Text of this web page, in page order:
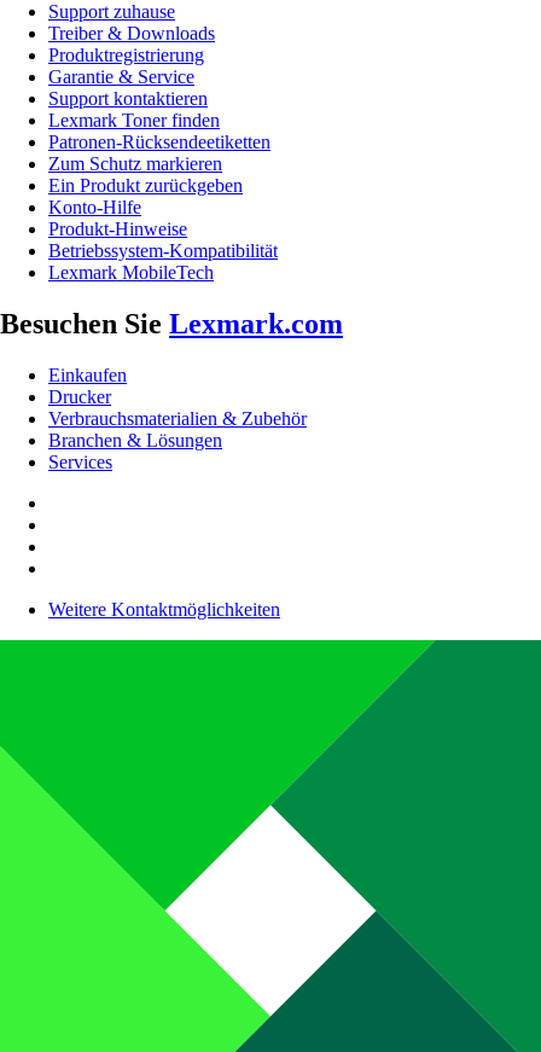
Support zuhause
Treiber & Downloads
Produktregistrierung
Garantie & Service
Support kontaktieren
Lexmark Toner finden
Patronen-Rücksendeetiketten
Zum Schutz markieren
Ein Produkt zurückgeben
Konto-Hilfe
Produkt-Hinweise
Betriebssystem-Kompatibilität
Lexmark MobileTech
Besuchen Sie Lexmark.com
Einkaufen
Drucker
Verbrauchsmaterialien & Zubehör
Branchen & Lösungen
Services
Weitere Kontaktmöglichkeiten